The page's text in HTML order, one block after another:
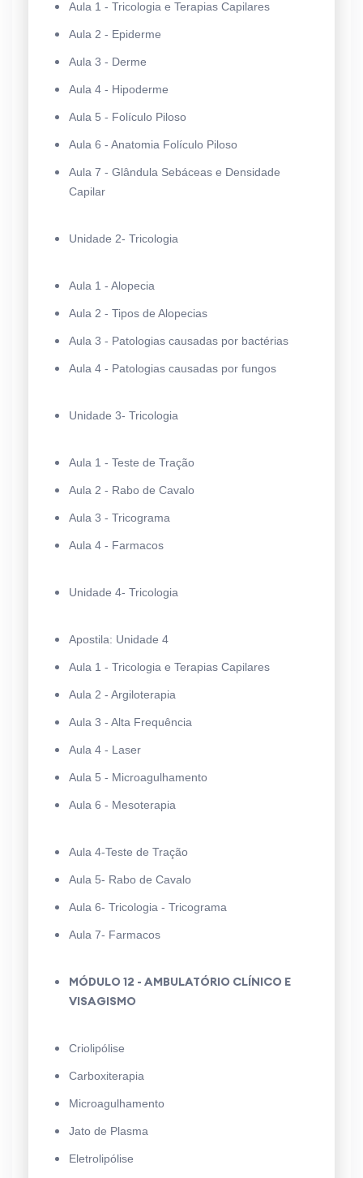
Aula 1 - Tricologia e Terapias Capilares
Aula 2 - Epiderme
Aula 3 - Derme
Aula 4 - Hipoderme
Aula 5 - Folículo Piloso
Aula 6 - Anatomia Folículo Piloso
Aula 7 - Glândula Sebáceas e Densidade
Capilar
Unidade 2- Tricologia
Aula 1 - Alopecia
Aula 2 - Tipos de Alopecias
Aula 3 - Patologias causadas por bactérias
Aula 4 - Patologias causadas por fungos
Unidade 3- Tricologia
Aula 1 - Teste de Tração
Aula 2 - Rabo de Cavalo
Aula 3 - Tricograma
Aula 4 - Farmacos
Unidade 4- Tricologia
Apostila: Unidade 4
Aula 1 - Tricologia e Terapias Capilares
Aula 2 - Argiloterapia
Aula 3 - Alta Frequência
Aula 4 - Laser
Aula 5 - Microagulhamento
Aula 6 - Mesoterapia
Aula 4-Teste de Tração
Aula 5- Rabo de Cavalo
Aula 6- Tricologia - Tricograma
Aula 7- Farmacos
MÓDULO 12 - AMBULATÓRIO CLÍNICO E
VISAGISMO
Criolipólise
Carboxiterapia
Microagulhamento
Jato de Plasma
Eletrolipólise